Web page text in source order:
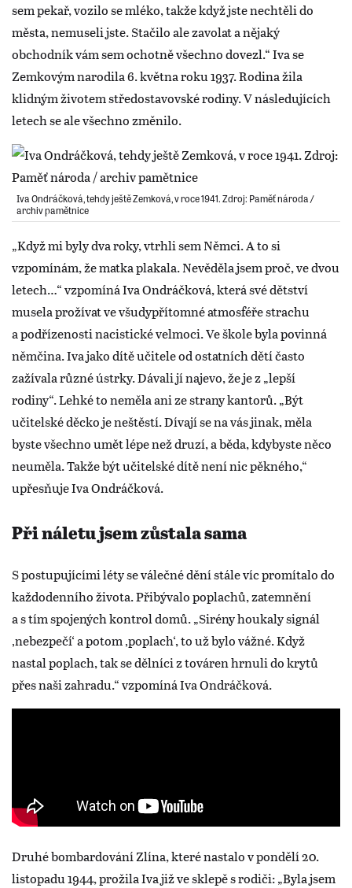
sem pekař, vozilo se mléko, takže když jste nechtěli do
města, nemuseli jste. Stačilo ale zavolat a nějaký
obchodník vám sem ochotně všechno dovezl.“ Iva se
Zemkovým narodila 6. května roku 1937. Rodina žila
klidným životem středostavovské rodiny. V následujících
letech se ale všechno změnilo.
Iva Ondráčková, tehdy ještě Zemková, v roce 1941. Zdroj: Paměť národa /
archiv pamětnice
„Když mi byly dva roky, vtrhli sem Němci. A to si
vzpomínám, že matka plakala. Nevěděla jsem proč, ve dvou
letech…“ vzpomíná Iva Ondráčková, která své dětství
musela prožívat ve všudypřítomné atmosféře strachu
a podřízenosti nacistické velmoci. Ve škole byla povinná
němčina. Iva jako dítě učitele od ostatních dětí často
zažívala různé ústrky. Dávali jí najevo, že je z „lepší
rodiny“. Lehké to neměla ani ze strany kantorů. „Být
učitelské děcko je neštěstí. Dívají se na vás jinak, měla
byste všechno umět lépe než druzí, a běda, kdybyste něco
neuměla. Takže být učitelské dítě není nic pěkného,“
upřesňuje Iva Ondráčková.
Při náletu jsem zůstala sama
S postupujícími léty se válečné dění stále víc promítalo do
každodenního života. Přibývalo poplachů, zatemnění
a s tím spojených kontrol domů. „Sirény houkaly signál
‚nebezpečí‘ a potom ‚poplach‘, to už bylo vážné. Když
nastal poplach, tak se dělníci z továren hrnuli do krytů
přes naši zahradu.“ vzpomíná Iva Ondráčková.
Druhé bombardování Zlína, které nastalo v pondělí 20.
listopadu 1944, prožila Iva již ve sklepě s rodiči: „Byla jsem